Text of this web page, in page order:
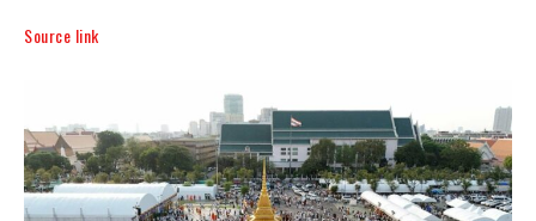
Source link